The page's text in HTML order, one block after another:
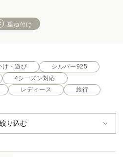
重ね付け
け・遊び
シルバー925
4シーズン対応
レディース 旅行
絞り込む